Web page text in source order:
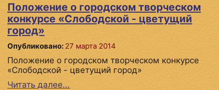
Положение о городском творческом
конкурсе «Слободской - цветущий
город»
Опубликовано: 27 марта 2014
Положение о городском творческом конкурсе
«Слободской - цветущий город»
Читать далее...